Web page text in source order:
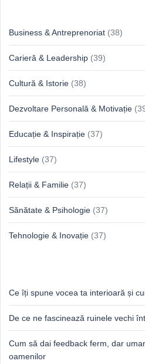
Business & Antreprenoriat (38)
Carieră & Leadership (39)
Cultură & Istorie (38)
Dezvoltare Personală & Motivație
Educație & Inspirație (37)
Lifestyle (37)
Relații & Familie (37)
Sănătate & Psihologie (37)
Tehnologie & Inovație (37)
Ce îți spune vocea ta interioară și
De ce ne fascinează ruinele vechi
Cum să dai feedback ferm, dar
oamenilor